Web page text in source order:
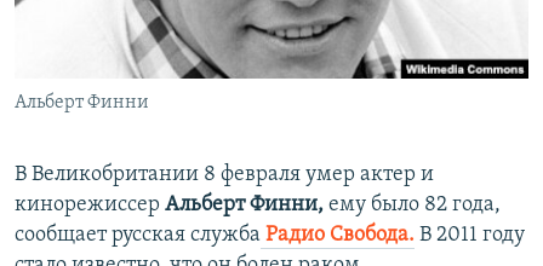
ПОБЕДИТЕЛЕЙ НЕ СУДЯТ?
КРЫМ.НЕПОКОРЕННЫЙ
ELIFBE
ПРИСОЕДИНЯЙТЕСЬ!
Все сайты RFE/RL
Альберт Финни
В Великобритании 8 февраля умер актер и
кинорежиссер Альберт Финни, ему было 82 года,
сообщает русская служба Радио Свобода. В 2011 году